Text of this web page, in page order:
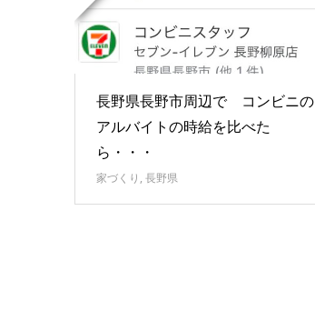
長野県長野市周辺で コンビニの
アルバイトの時給を比べた
ら・・・
家づくり , 長野県